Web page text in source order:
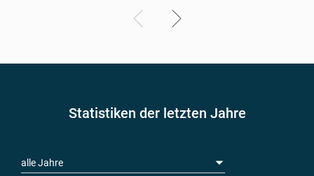
Statistiken der letzten Jahre
alle Jahre